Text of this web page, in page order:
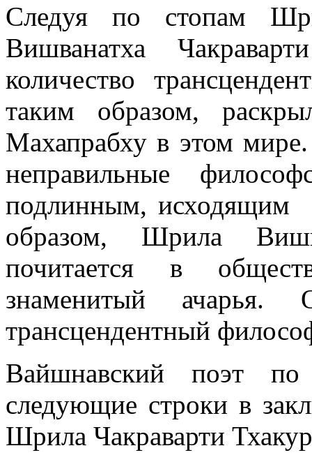
Следуя по стопам
Вишванатха
количество
таким образом,
Махапрабху в этом
неправильные
подлинным,
образом, Шрила
почитается в
знаменитый ачарья.
трансцендентный
Вайшнавский поэт
следующие строки в
Шрила Чакраварти